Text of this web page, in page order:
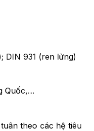
DIN 931 (ren lửng)
Quốc,…
theo các hệ tiêu